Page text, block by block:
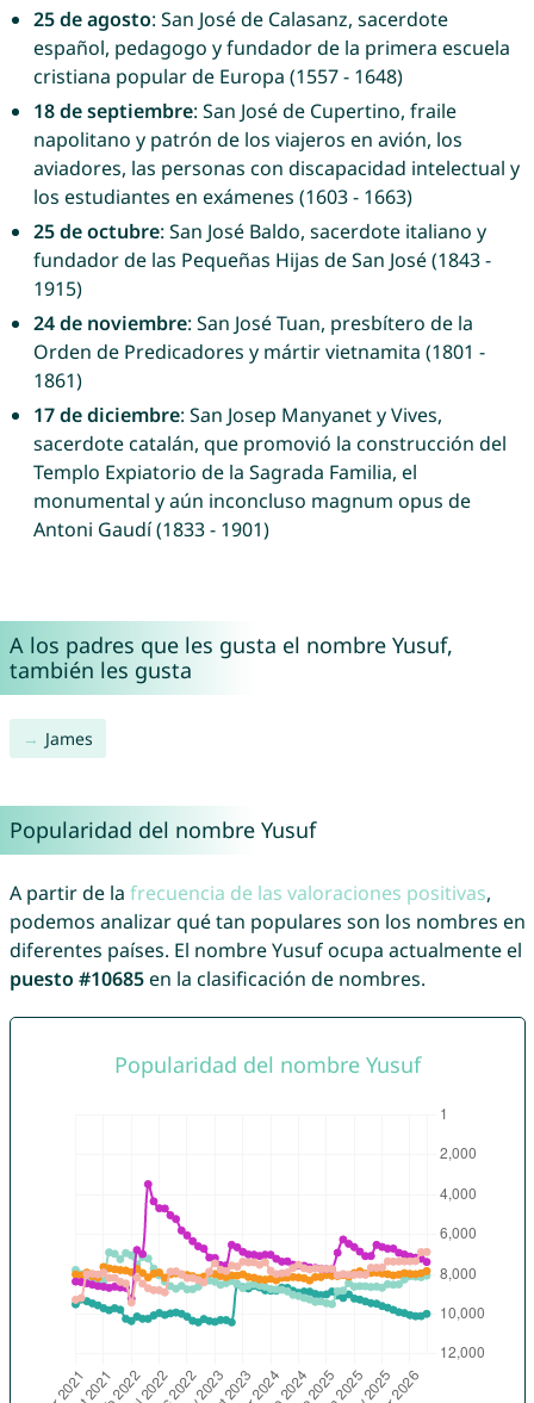
25 de agosto: San José de Calasanz, sacerdote
español, pedagogo y fundador de la primera escuela
cristiana popular de Europa (1557 - 1648)
18 de septiembre: San José de Cupertino, fraile
napolitano y patrón de los viajeros en avión, los
aviadores, las personas con discapacidad intelectual y
los estudiantes en exámenes (1603 - 1663)
25 de octubre: San José Baldo, sacerdote italiano y
fundador de las Pequeñas Hijas de San José (1843 -
1915)
24 de noviembre: San José Tuan, presbítero de la
Orden de Predicadores y mártir vietnamita (1801 -
1861)
17 de diciembre: San Josep Manyanet y Vives,
sacerdote catalán, que promovió la construcción del
Templo Expiatorio de la Sagrada Familia, el
monumental y aún inconcluso magnum opus de
Antoni Gaudí (1833 - 1901)
A los padres que les gusta el nombre Yusuf,
también les gusta
James
Popularidad del nombre Yusuf
A partir de la frecuencia de las valoraciones positivas,
podemos analizar qué tan populares son los nombres en
diferentes países. El nombre Yusuf ocupa actualmente el
puesto #10685en la clasificación de nombres.